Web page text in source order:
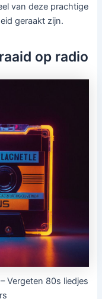
van deze prachtige
geraakt zijn.
op radio
Vergeten 80s liedjes